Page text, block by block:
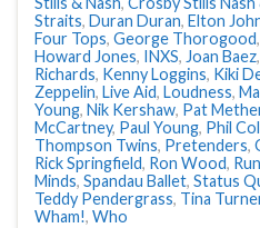
Straits, Duran Duran, Elton
Four Tops, George Thorogood,
Howard Jones, INXS, Joan Baez,
Richards, Kenny Loggins, Kiki
Zeppelin, Live Aid, Loudness,
Young, Nik Kershaw, Pat
McCartney, Paul Young, Phil
Thompson Twins, Pretenders,
Rick Springfield, Ron Wood,
Minds, Spandau Ballet, Status
Teddy Pendergrass, Tina
Wham!, Who